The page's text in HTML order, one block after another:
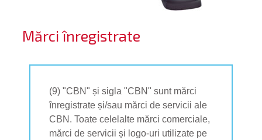
Mărci înregistrate
(9) "CBN" și sigla "CBN" sunt mărci
înregistrate și/sau mărci de servicii ale
CBN. Toate celelalte mărci comerciale,
mărci de servicii și logo-uri utilizate pe